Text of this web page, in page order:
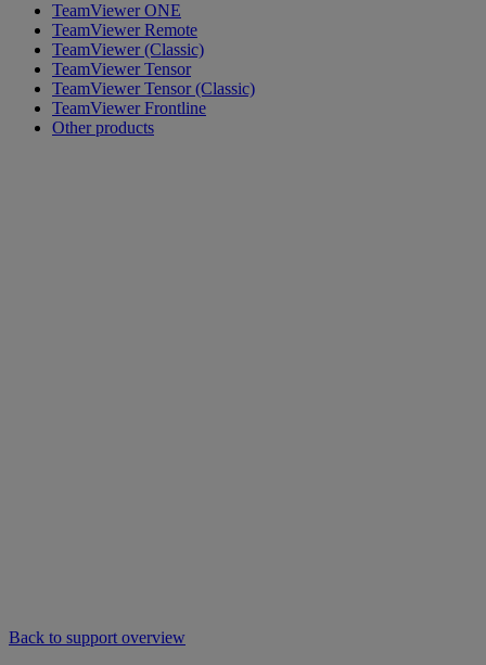
TeamViewer ONE
TeamViewer Remote
TeamViewer (Classic)
TeamViewer Tensor
TeamViewer Tensor (Classic)
TeamViewer Frontline
Other products
Back to support overview